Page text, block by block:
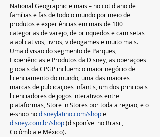
National Geographic e mais – no cotidiano de
famílias e fãs de todo o mundo por meio de
produtos e experiências em mais de 100
categorias de varejo, de brinquedos e camisetas
a aplicativos, livros, videogames e muito mais.
Uma divisão do segmento de Parques,
Experiências e Produtos da Disney, as operações
globais da CPGP incluem: o maior negócio de
licenciamento do mundo, uma das maiores
marcas de publicações infantis, um dos principais
licenciadores de jogos interativos entre
plataformas, Store in Stores por toda a região, e o
e-shop no disneylatino.com/shop e
disney.com.br/shop (disponível no Brasil,
Colômbia e México).